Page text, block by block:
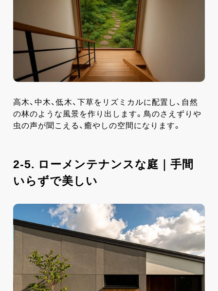
高木、中木、低木、下草をリズミカルに配置し、自然
の林のような風景を作り出します。鳥のさえずりや
虫の声が聞こえる、癒やしの空間になります。
2-5. ローメンテナンスな庭｜手間
いらずで美しい